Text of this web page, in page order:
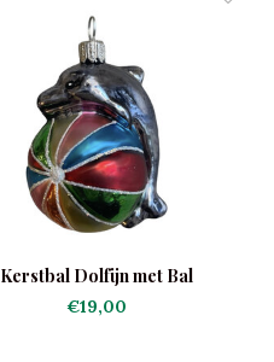
Kerstbal Dolfijn met Bal
€19,00